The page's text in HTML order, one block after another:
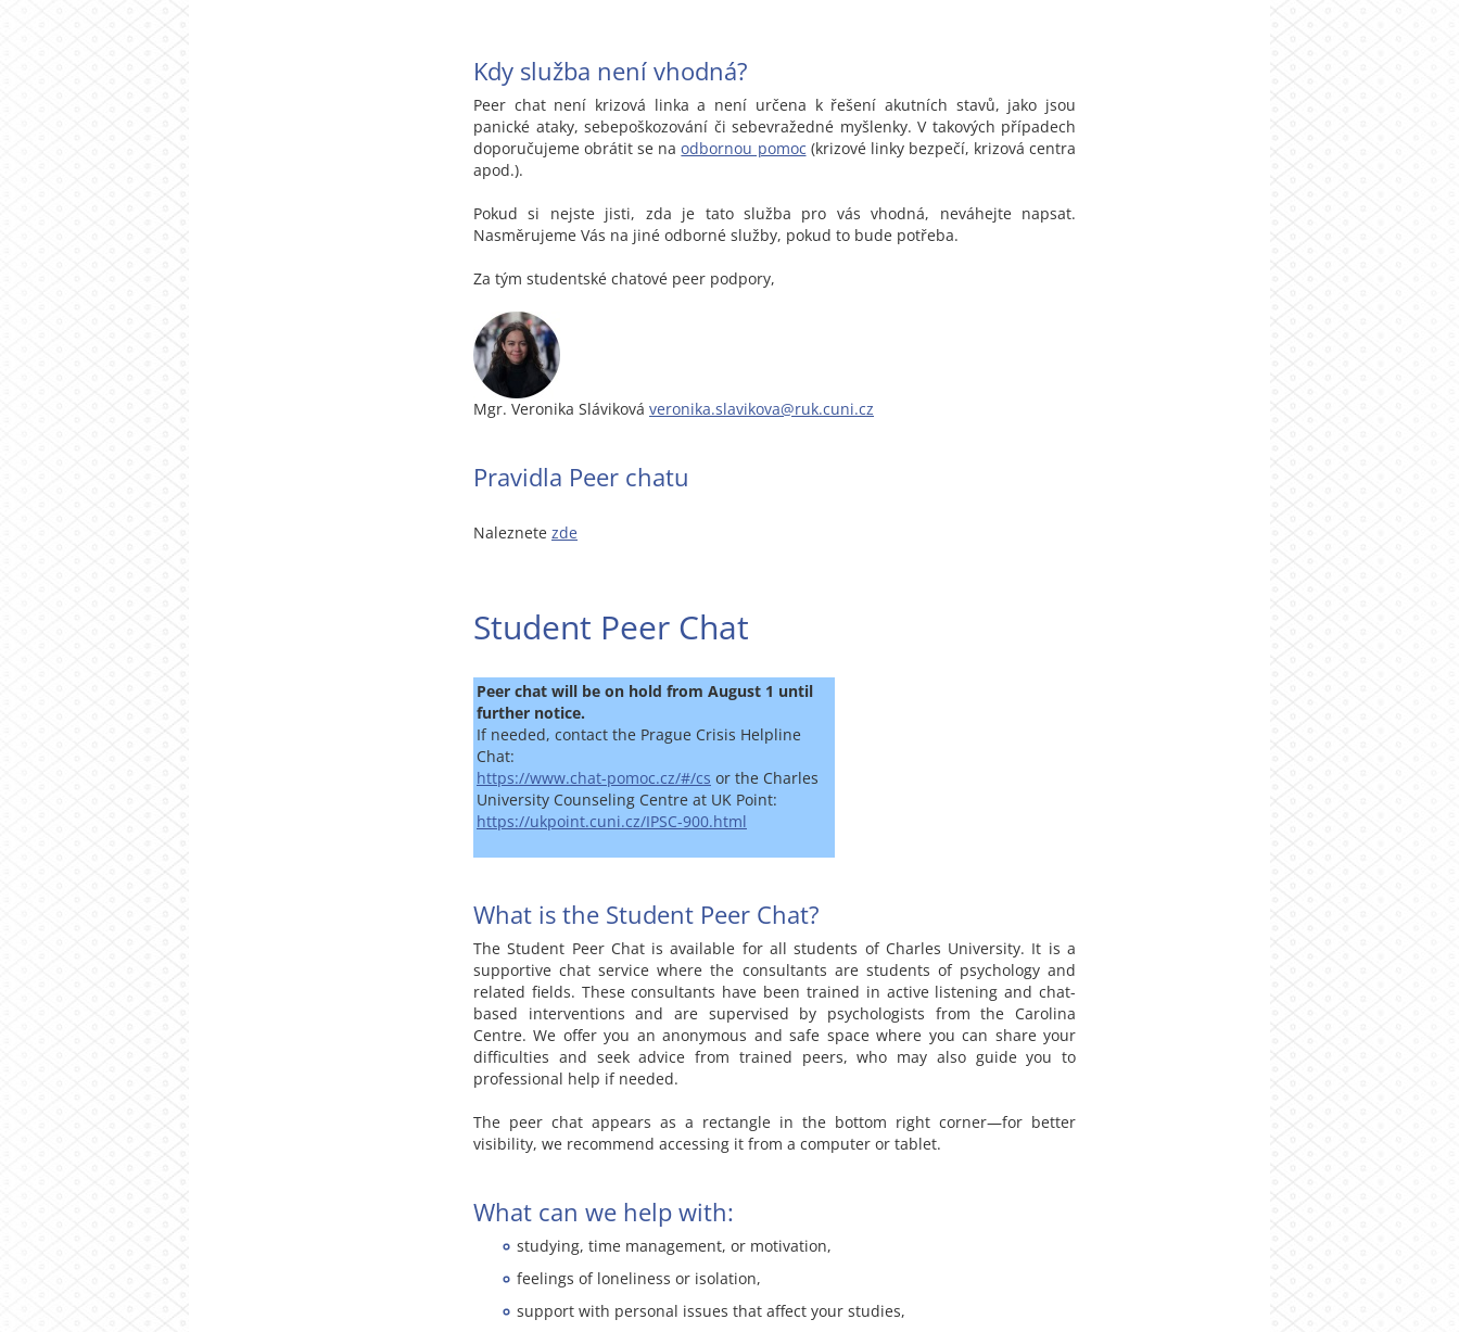
Kdy služba není vhodná?
Peer chat není krizová linka a není určena k řešení akutních stavů, jako jsou
panické ataky, sebepoškozování či sebevražedné myšlenky. V takových případech
doporučujeme obrátit se naodbornou pomoc (krizové linky bezpečí, krizová centra
apod.).
Pokud si nejste jisti, zda je tato služba pro vás vhodná, neváhejte napsat.
Nasměrujeme Vás na jiné odborné služby, pokud to bude potřeba.
Za tým studentské chatové peer podpory,
Mgr. Veronika Sláviková veronika.slavikova@ruk.cuni.cz
Pravidla Peer chatu
Naleznete zde
Student Peer Chat
Peer chat will be on hold from August 1 until
further notice.
If needed, contact the Prague Crisis Helpline
Chat:
https://www.chat-pomoc.cz/#/cs or the Charles
University Counseling Centre at UK Point:
https://ukpoint.cuni.cz/IPSC-900.html
What is the Student Peer Chat?
The Student Peer Chat is available for all students of Charles University. It is a
supportive chat service where the consultants are students of psychology and
related fields. These consultants have been trained in active listening and chat-
based interventions and are supervised by psychologists from the Carolina
Centre. We offer you an anonymous and safe space where you can share your
difficulties and seek advice from trained peers, who may also guide you to
professional help if needed.
The peer chat appears as a rectangle in the bottom right corner—for better
visibility, we recommend accessing it from a computer or tablet.
What can we help with:
studying, time management, or motivation,
feelings of loneliness or isolation,
support with personal issues that affect your studies,